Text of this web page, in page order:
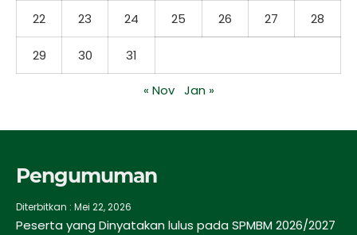
22 23 24 25 26 27 28
29 30 31
« Nov Jan »
Pengumuman
Diterbitkan : Mei 22, 2026
Peserta yang Dinyatakan lulus pada SPMBM 2026/2027